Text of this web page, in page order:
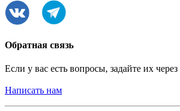
Обратная связь
Если у вас есть вопросы, задайте их
Написать нам